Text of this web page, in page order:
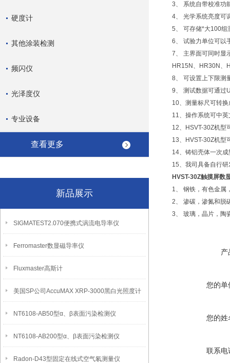
硬度计
其他涂装检测
频闪仪
光泽度仪
专业设备
查看更多
新品展示
SIGMATEST2.070便携式涡流电导率仪
Ferromaster数显磁导率仪
Fluxmaster高斯计
美国SP公司AccuMAX XRP-3000黑白光照度计
NT6108-AB50型α、β表面污染检测仪
NT6108-AB200型α、β表面污染检测仪
Radon-D43型固定在线式空气氡测量仪
3、 系统自带校准功
4、 光学系统亮度可
5、 可存储*大100组
6、 试验力单位可以
7、 主界面可同时显
HR15N、HR30N、
8、 可设置上下限测
9、 测试数据可通过
10、测量标尺可转
11、操作系统可中
12、HSVT-30Z机型
13、HVST-30Z机
14、铸铝壳体一次
15、我司具备自行
HVST-30Z触摸屏数
1、 钢铁，有色金属
2、 渗碳，渗氮和脱
3、 玻璃，晶片，陶
产
您的单
您的姓
联系电